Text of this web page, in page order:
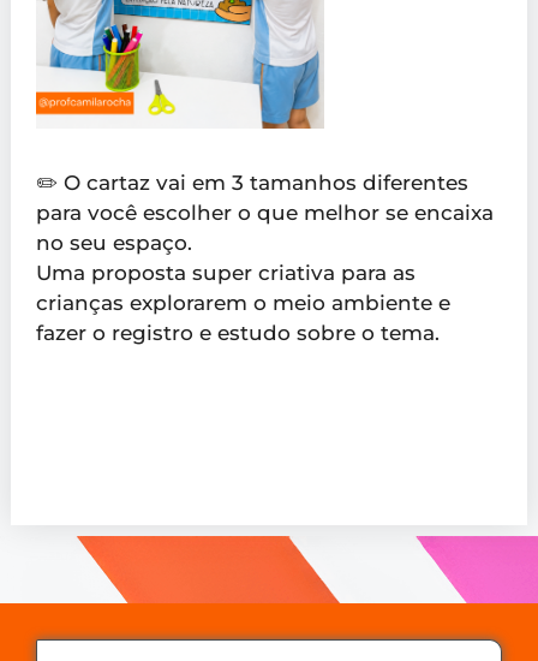
✏️ O cartaz vai em 3 tamanhos diferentes
para você escolher o que melhor se encaixa
no seu espaço.
Uma proposta super criativa para as
crianças explorarem o meio ambiente e
fazer o registro e estudo sobre o tema.